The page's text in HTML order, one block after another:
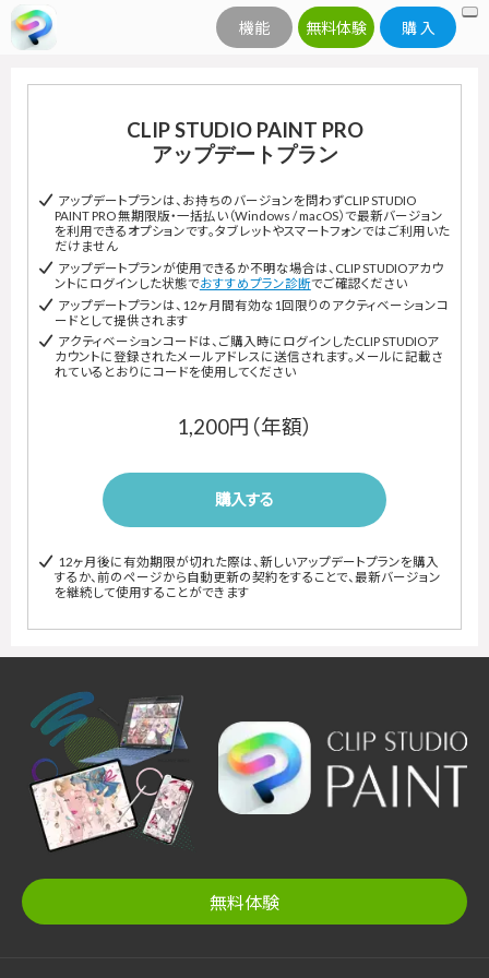
機能 無料体験 購 入
CLIP STUDIO PAINT PRO
アップデートプラン
アップデートプランは、お持ちのバージョンを問わずCLIP STUDIO
PAINT PRO 無期限版・一括払い（Windows / macOS）で最新バージョン
を利用できるオプションです。タブレットやスマートフォンではご利用いた
だけません
アップデートプランが使用できるか不明な場合は、CLIP STUDIOアカウ
ントにログインした状態でおすすめプラン診断でご確認ください
アップデートプランは、12ヶ月間有効な1回限りのアクティベーションコ
ードとして提供されます
アクティベーションコードは、ご購入時にログインしたCLIP STUDIOア
カウントに登録されたメールアドレスに送信されます。メールに記載さ
れているとおりにコードを使用してください
1,200円（年額）
購入する
12ヶ月後に有効期限が切れた際は、新しいアップデートプランを購入
するか、前のページから自動更新の契約をすることで、最新バージョン
を継続して使用することができます
無料体験